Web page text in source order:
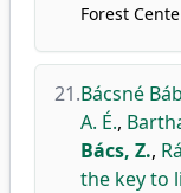
Forest
21.Bácsné
A. É.,
Bács, Z.,
the key to